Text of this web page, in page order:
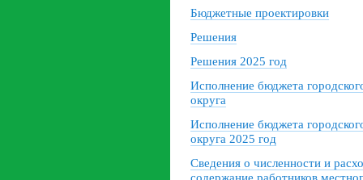
Бюджетные проектировки
Решения
Решения 2025 год
Исполнение бюджета
округа
Исполнение бюджета
округа 2025 год
Сведения о численности и